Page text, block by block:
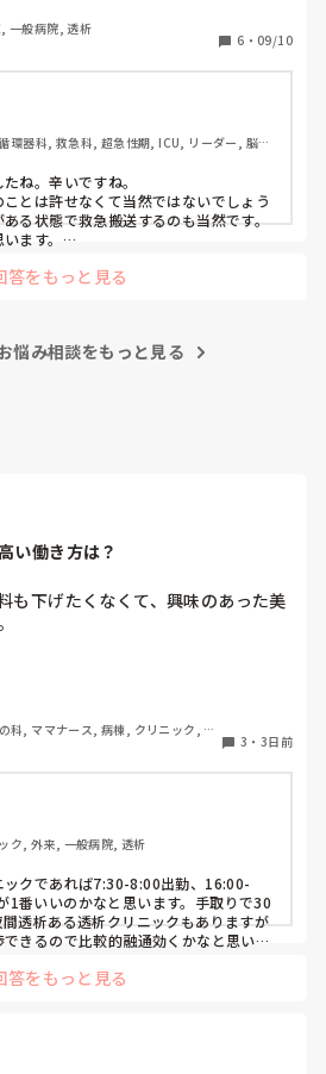
長から聞きました。
の方が私が原因で辞めたいのであれ
と、事実は分かった。と言って少し
た。
ら言い返したという感覚だったの
っていませんでしたが、怒っていた
と思います。
え直してもらう、代わりに自分が辞
ろだったのだと思いますね。
那を歩かせて移動させたら、尿失
なり、深夜だったけど直ぐに救急搬
関わらず、旦那に高圧的な言い方で
って下さった方と、元請けからは、
搬送した事が、間違いだったと言
せずに ただ見守ってるだけだと、か
てもらってるんですが、それでも
違いだった、そっちが怪我したお陰
せん。旦那は、退院してるけど、未
ないそうなんです。
、悔しくて悔しくて。
れていった 旦那の知り合いの事を
間違ってるのでしょうか？
ないといけないかなーとも、思いま
一般病院, 透析
6 ・ 09/10
環器科, 救急科, 超急性期, ICU, リーダー, 脳神
ね。辛いですね。
とは許せなくて当然ではないでしょう
る状態で救急搬送するのも当然です。
ます。
答をもっと見る
悩み相談をもっと見る
い働き方は？
も下げたくなくて、興味のあった美
休中です。
はり夜勤をしないと、、という感じ
科, ママナース, 病棟, クリニック, リ
3 ・ 3日前
ク, 外来, 一般病院, 透析
ックであれば7:30-8:00出勤、16:00-
1番いいのかなと思います。手取りで30
透析ある透析クリニックもありますが
きるので比較的融通効くかなと思いま
答をもっと見る